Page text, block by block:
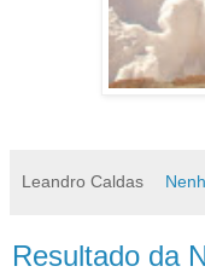
Leandro Caldas
Resultado da